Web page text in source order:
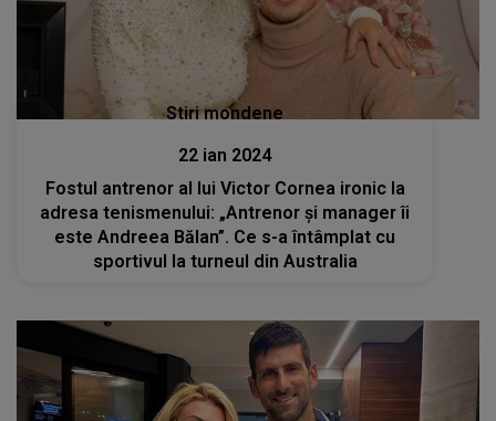
Stiri mondene
22 ian 2024
Fostul antrenor al lui Victor Cornea ironic la
adresa tenismenului: „Antrenor și manager îi
este Andreea Bălan”. Ce s-a întâmplat cu
sportivul la turneul din Australia